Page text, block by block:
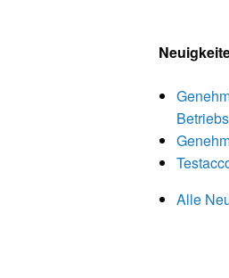
Alle